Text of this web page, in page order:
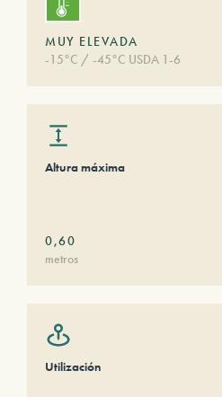
MUY ELEVADA
-15°C / -45°C USDA 1-6
Altura máxima
0,60
metros
Utilización